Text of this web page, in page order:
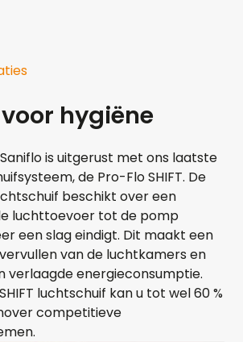
hygiëne
Saniflo is uitgerust met ons laatste
de Pro-Flo SHIFT. De
beschikt over een
luchttoevoer tot de pomp
een slag eindigt. Dit maakt een
van de luchtkamers en
verlaagde energieconsumptie.
luchtschuif kan u tot wel 60 %
competitieve